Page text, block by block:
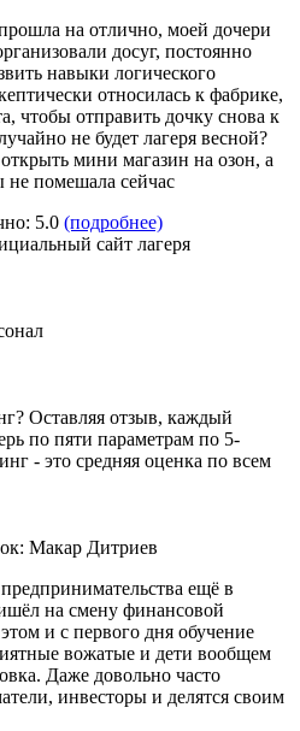
на отлично, моей дочери
досуг, постоянно
навыки логического
относилась к фабрике,
чтобы отправить дочку снова к
не будет лагеря весной?
мини магазин на озон, а
помешала сейчас
5.0 (подробнее)
сайт лагеря
Оставляя отзыв, каждый
по пяти параметрам по 5-
- это средняя оценка по всем
Макар Дитриев
ещё в
на смену финансовой
и с первого дня обучение
вожатые и дети вообщем
. Даже довольно часто
инвесторы и делятся своим